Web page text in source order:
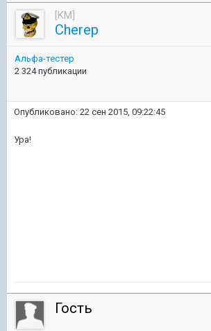
[KM]
Cherep
Альфа-тестер
2 324 публикации
Опубликовано: 22 сен 2015, 09:22:45
Ура!
Гость